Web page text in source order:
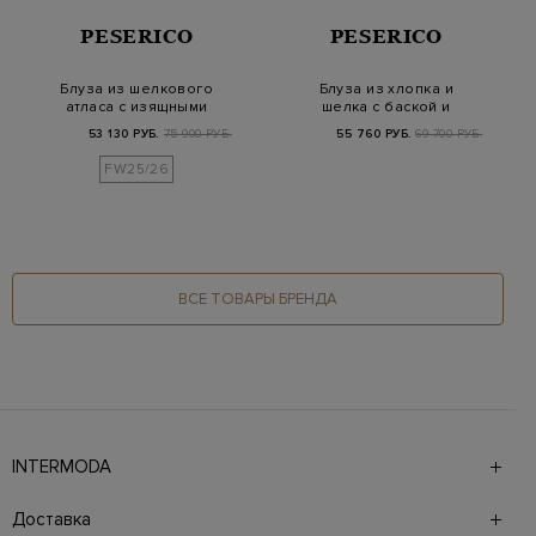
PESERICO
Блуза из шелкового
атласа с изящными
53 130 РУБ. 75 900 РУБ.
FW25/26
PESERICO
Блуза из хлопка и
шелка с баской и
55 760 РУБ. 69 700 РУБ.
ВСЕ ТОВАРЫ БРЕНДА
INTERMODA
брендов на 4 этажах в самом центре города. На сайте
также презентованы новинки с последних показов и
Доставка